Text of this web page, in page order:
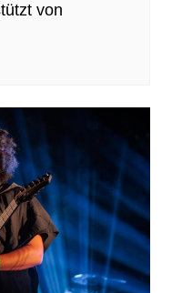
von